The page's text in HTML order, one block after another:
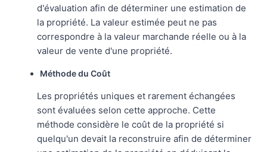
d'évaluation afin de déterminer une estimation de
la propriété. La valeur estimée peut ne pas
correspondre à la valeur marchande réelle ou à la
valeur de vente d'une propriété.
Méthode du Coût
Les propriétés uniques et rarement échangées
sont évaluées selon cette approche. Cette
méthode considère le coût de la propriété si
quelqu'un devait la reconstruire afin de déterminer